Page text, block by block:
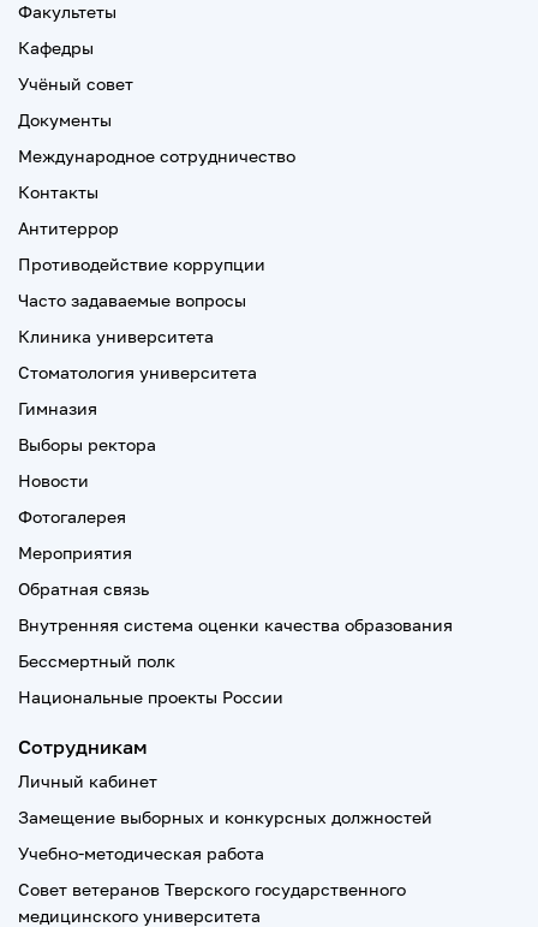
Факультеты
Кафедры
Учёный совет
Документы
Международное сотрудничество
Контакты
Антитеррор
Противодействие коррупции
Часто задаваемые вопросы
Клиника университета
Стоматология университета
Гимназия
Выборы ректора
Новости
Фотогалерея
Мероприятия
Обратная связь
Внутренняя система оценки качества образования
Бессмертный полк
Национальные проекты России
Сотрудникам
Личный кабинет
Замещение выборных и конкурсных должностей
Учебно-методическая работа
Совет ветеранов Тверского государственного
медицинского университета